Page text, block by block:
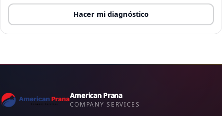
Hacer mi diagnóstico
American Prana
COMPANY SERVICES